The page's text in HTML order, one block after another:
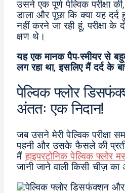
उसने एक पूर्ण पेल्विक परीक्षा
डाला और पूछा कि क्या यह
नहीं करने जा रही हूं, परीक्षा के
क्षण थे।
यह एक मानक पैप-स्मीयर से
लग रहा था, इसलिए मैं दर्द के
पेल्विक फ्लोर
अंततः एक निदान!
जब उसने मेरी पेल्विक परीक्षा
पहनी और उसके फैसले की
मैंहाइपरटोनिक पेल्विक फ्लोर
जानी जाने वाली किसी चीज़